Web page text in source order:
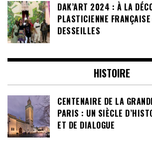
DAK’ART 2024 : À LA
PLASTICIENNE
DESSEILLES
HISTOIRE
CENTENAIRE DE LA
PARIS : UN SIÈCLE
ET DE DIALOGUE